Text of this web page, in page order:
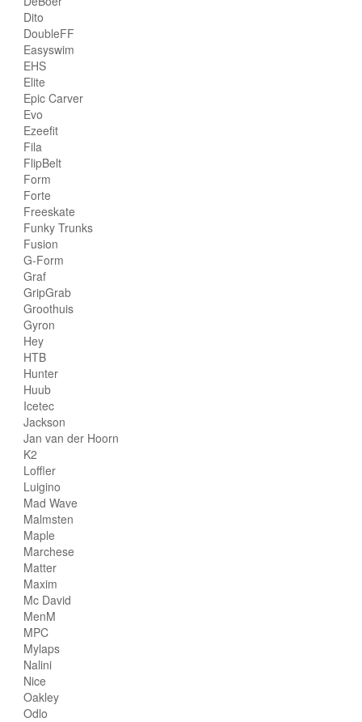
Dito
DoubleFF
Easyswim
EHS
Elite
Epic Carver
Evo
Ezeefit
Fila
FlipBelt
Form
Forte
Freeskate
Funky Trunks
Fusion
G-Form
Graf
GripGrab
Groothuis
Gyron
Hey
HTB
Hunter
Huub
Icetec
Jackson
Jan van der Hoorn
K2
Loffler
Luigino
Mad Wave
Malmsten
Maple
Marchese
Matter
Maxim
Mc David
MenM
MPC
Mylaps
Nalini
Nice
Oakley
Odlo